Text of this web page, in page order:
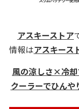
アスキーストア
情報はアスキース
風の涼しさ×冷
クーラーでひん